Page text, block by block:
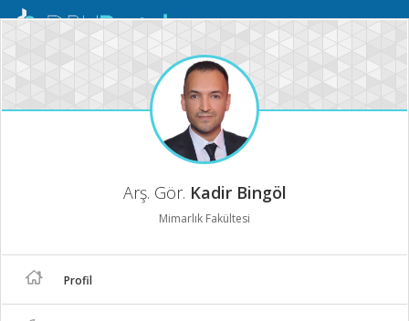
Mobil
Arş. Gör. Kadir Bingöl
Mimarlık Fakültesi
Profil